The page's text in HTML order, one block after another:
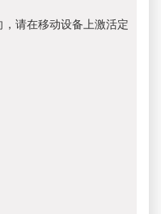
请在移动设备上激活定